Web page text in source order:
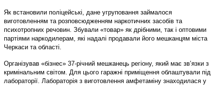
Як встановили поліцейські, дане угруповання займалося
виготовленням та розповсюдженням наркотичних засобів та
психотропних речовин. Збували «товар» як дрібними, так і оптовими
партіями наркодилерам, які надалі продавали його мешканцям міста
Черкаси та області.
Організував «бізнес» 37-річний мешканець регіону, який має зв’язки з
кримінальним світом. Для цього гаражні приміщення облаштували під
лабораторії. Лабораторія з виготовлення амфетаміну знаходилася у